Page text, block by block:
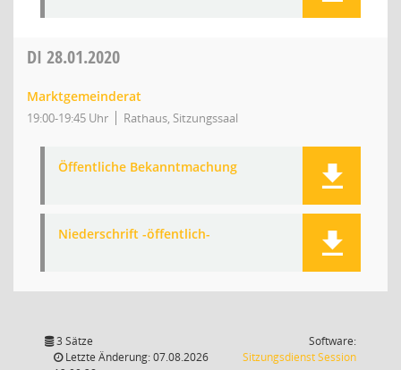
DI 28.01.2020
Marktgemeinderat
19:00-19:45 Uhr Rathaus, Sitzungssaal
Öffentliche Bekanntmachung
Niederschrift -öffentlich-
3 Sätze
Letzte Änderung: 07.08.2026
Software:
SitzungsdienstSession(Wird in